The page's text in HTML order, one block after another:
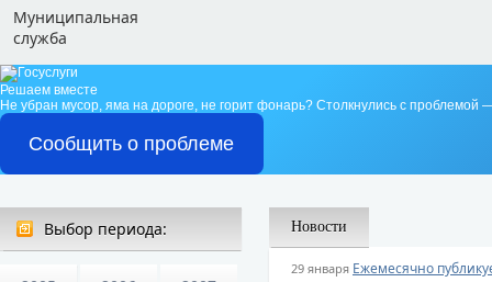
Муниципальная
служба
Решаем вместе
Не убран мусор, яма на дороге, не горит фонарь? Столкнулись с проблемой
Сообщить о проблеме
Выбор периода: Новости
29 января Ежемесячно